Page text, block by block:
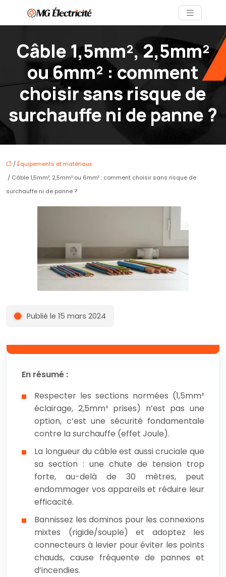
Câble 1,5mm², 2,5mm²
ou 6mm² : comment
choisir sans risque de
surchauffe ni de panne ?
/ Équipements et matériaux
/ Câble 1,5mm², 2,5mm² ou 6mm² : comment choisir sans risque de
surchauffe ni de panne ?
Publié le 15 mars 2024
En résumé :
Respecter les sections normées (1,5mm²
éclairage, 2,5mm² prises) n’est pas une
option, c’est une sécurité fondamentale
contre la surchauffe (effet Joule).
La longueur du câble est aussi cruciale que
sa section : une chute de tension trop
forte, au-delà de 30 mètres, peut
endommager vos appareils et réduire leur
efficacité.
Bannissez les dominos pour les connexions
mixtes (rigide/souple) et adoptez les
connecteurs à levier pour éviter les points
chauds, cause fréquente de pannes et
d’incendies.